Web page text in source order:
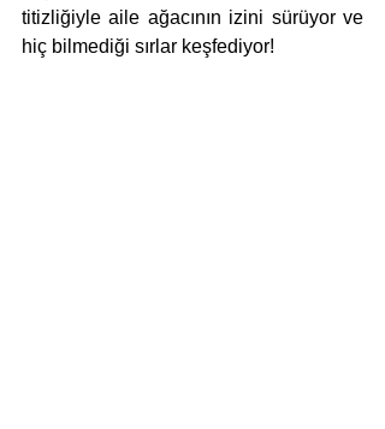
titizliğiyle aile ağacının izini sürüyor ve
hiç bilmediği sırlar keşfediyor!